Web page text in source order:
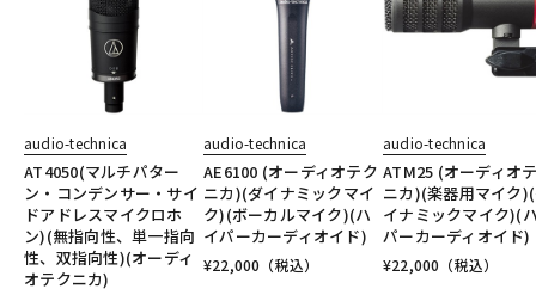
audio-technica
AT4050(マルチパター
ン・コンデンサー・サイ
ドアドレスマイクロホ
ン)(無指向性、単一指向
性、双指向性)(オーディ
オテクニカ)
audio-technica
AE6100 (オーディオテク
ニカ)(ダイナミックマイ
ク)(ボーカルマイク)(ハ
イパーカーディオイド)
¥22,000 （税込）
audio-technica
ATM25 (オーディオ
ニカ)(楽器用マイク
イナミックマイク)(
パーカーディオイド)
¥22,000 （税込）